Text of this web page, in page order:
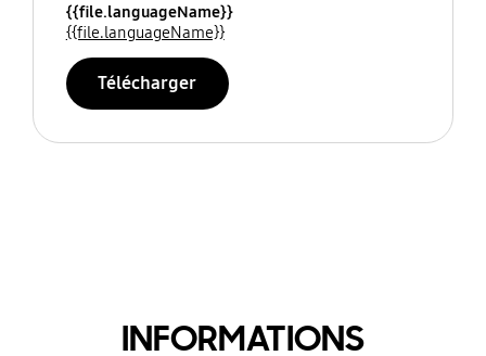
{{file.languageName}}
{{file.languageName}}
Télécharger
INFORMATIONS